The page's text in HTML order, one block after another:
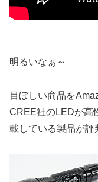
明るいなぁ～
目ぼしい商品を
CREE社のLEDが高
載している製品が評